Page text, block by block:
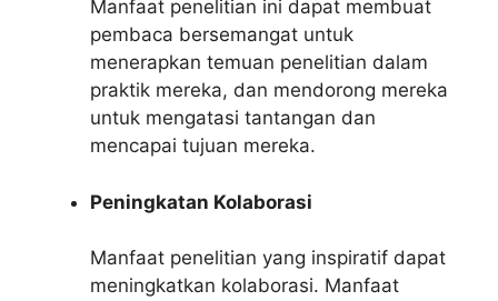
Manfaat penelitian ini dapat membuat
pembaca bersemangat untuk
menerapkan temuan penelitian dalam
praktik mereka, dan mendorong mereka
untuk mengatasi tantangan dan
mencapai tujuan mereka.
Peningkatan Kolaborasi
Manfaat penelitian yang inspiratif dapat
meningkatkan kolaborasi. Manfaat